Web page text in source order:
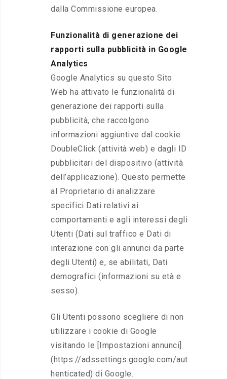
dalla Commissione europea.
Funzionalità di generazione dei
rapporti sulla pubblicità in Google
Analytics
Google Analytics su questo Sito
Web ha attivato le funzionalità di
generazione dei rapporti sulla
pubblicità, che raccolgono
informazioni aggiuntive dal cookie
DoubleClick (attività web) e dagli ID
pubblicitari del dispositivo (attività
dell’applicazione). Questo permette
al Proprietario di analizzare
specifici Dati relativi ai
comportamenti e agli interessi degli
Utenti (Dati sul traffico e Dati di
interazione con gli annunci da parte
degli Utenti) e, se abilitati, Dati
demografici (informazioni su età e
sesso).
Gli Utenti possono scegliere di non
utilizzare i cookie di Google
visitando le [Impostazioni annunci]
(https://adssettings.google.com/aut
henticated) di Google.